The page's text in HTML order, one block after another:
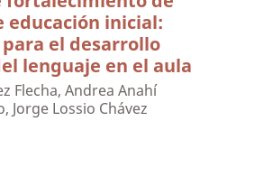
educación inicial:
el desarrollo
lenguaje en el aula
Flecha, Andrea Anahí
Jorge Lossio Chávez